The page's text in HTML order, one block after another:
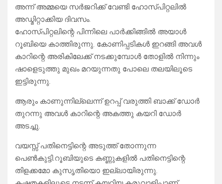
അന്ന് അമ്മയെ സർജറിക്ക് വേണ്ടി ഹോസ്പിറ്റലിൽ
അഡ്മിറ്റാക്കിയ ദിവസം.
ഹോസ്പിറ്റലിന്റെ പിന്നിലെ പാർക്കിങ്ങിൽ അയാൾ
റൂബിയെ കാത്തിരുന്നു. കോണിപ്പടികൾ ഇറങ്ങി അവൾ
കാറിന്റെ അരികിലേക്ക് നടക്കുമ്പോൾ തോളിൽ നിന്നും
ഷാളെടുത്തു മുഖം മറയുന്നതു പോലെ തലയിലൂടെ
ഇട്ടിരുന്നു.
ആരും കാണുന്നില്ലെന്ന് ഉറപ്പ് വരുത്തി ബാക്ക് ഡോർ
തുറന്നു അവൾ കാറിന്റെ അകത്തു കയറി ഡോർ
അടച്ചു.
വയസ്സ് പതിനെട്ടിന്റെ അടുത്ത് തോന്നുന്ന
പെൺകുട്ടി.റൂബിയുടെ കണ്ണുകളിൽ പതിനെട്ടിന്റെ
തിളക്കമോ കുസൃതിയൊ ഇല്ലായിരുന്നു.